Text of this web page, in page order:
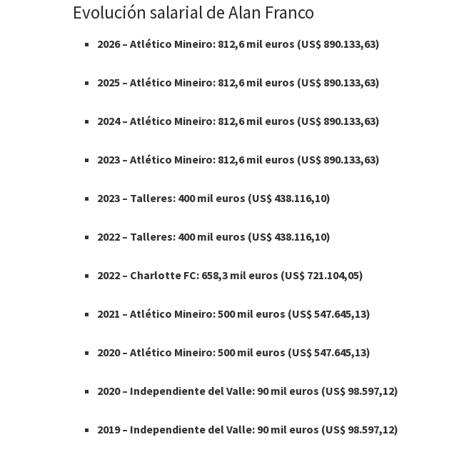
Evolución salarial de Alan Franco
2026 – Atlético Mineiro: 812,6 mil euros (US$ 890.133,63)
2025 – Atlético Mineiro: 812,6 mil euros (US$ 890.133,63)
2024 – Atlético Mineiro: 812,6 mil euros (US$ 890.133,63)
2023 – Atlético Mineiro: 812,6 mil euros (US$ 890.133,63)
2023 – Talleres: 400 mil euros (US$ 438.116,10)
2022 – Talleres: 400 mil euros (US$ 438.116,10)
2022 – Charlotte FC: 658,3 mil euros (US$ 721.104,05)
2021 – Atlético Mineiro: 500 mil euros (US$ 547.645,13)
2020 – Atlético Mineiro: 500 mil euros (US$ 547.645,13)
2020 – Independiente del Valle: 90 mil euros (US$ 98.597,12)
2019 – Independiente del Valle: 90 mil euros (US$ 98.597,12)